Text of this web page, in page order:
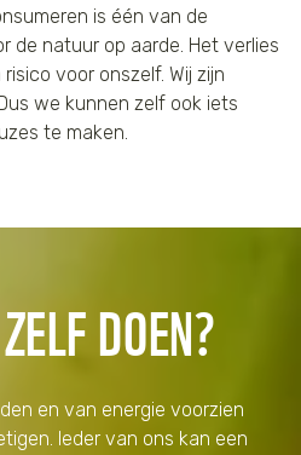
is één van de
de natuur op aarde. Het verlies
voor onszelf. Wij zijn
we kunnen zelf ook iets
te maken.
DOEN?
en van energie voorzien
Ieder van ons kan een